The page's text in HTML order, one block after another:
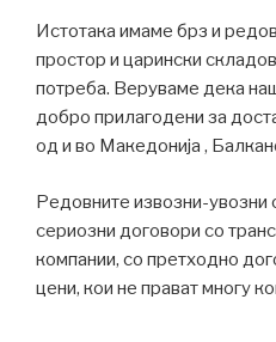
Истотака имаме брз и
простор и царински
потреба. Веруваме дека
добро прилагодени за
од и во Македонија ,
Редовните извозни-увозни
сериозни договори со
компании, со претходно
цени, кои не прават многу